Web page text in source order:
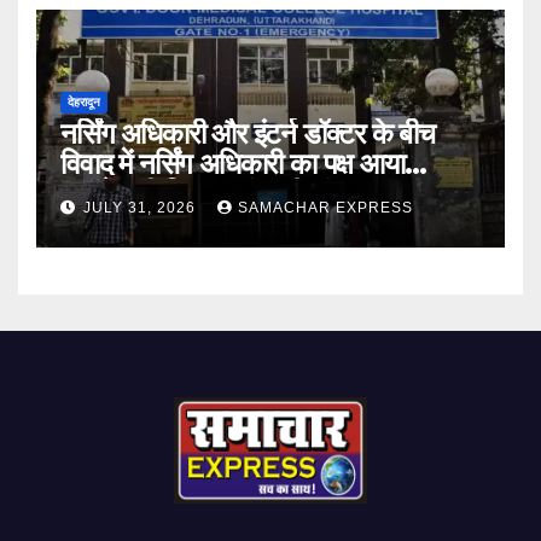
देहरादून
नर्सिंग अधिकारी और इंटर्न डॉक्टर के बीच
विवाद में नर्सिंग अधिकारी का पक्ष आया
सामने,करी निष्पक्ष जांच की मांग
JULY 31, 2026 SAMACHAR EXPRESS